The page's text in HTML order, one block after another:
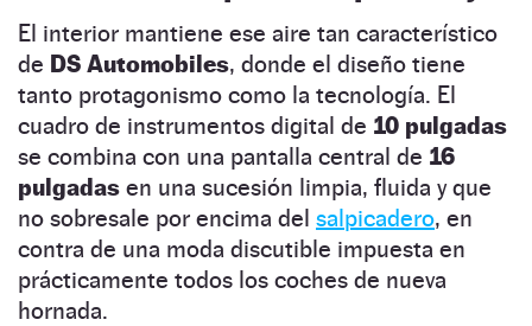
El interior mantiene ese aire tan característico
de DS Automobiles, donde el diseño tiene
tanto protagonismo como la tecnología. El
cuadro de instrumentos digital de 10 pulgadas
se combina con una pantalla central de 16
pulgadas en una sucesión limpia, fluida y que
no sobresale por encima del salpicadero, en
contra de una moda discutible impuesta en
prácticamente todos los coches de nueva
hornada.